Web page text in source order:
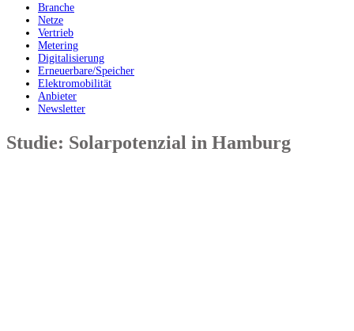
Branche
Netze
Vertrieb
Metering
Digitalisierung
Erneuerbare/Speicher
Elektromobilität
Anbieter
Newsletter
Studie: Solarpotenzial in Hamburg